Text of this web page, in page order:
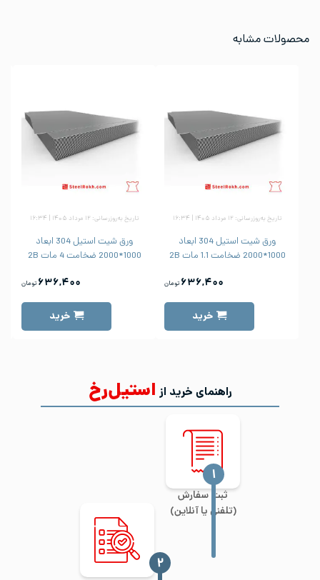
محصولات مشابه
تاریخ به‌روزرسانی: ۱۲ مرداد ۱۴۰۵ | ۱۶:۳۴
ورق شیت استیل 304 ابعاد
1000*2000 ضخامت 1.1 مات 2B
۶۳۶,۴۰۰ تومان
خرید
تاریخ به‌روزرسانی: ۱۲ مرداد ۱۴۰۵ | ۱۶:۳۴
ورق شیت استیل 304 ابعاد
1000*2000 ضخامت 4 مات 2B
۶۳۶,۴۰۰ تومان
خرید
راهنمای خرید از استیل‌رخ
ثبت سفارش
(تلفنی یا آنلاین)
‍۱
‍۲